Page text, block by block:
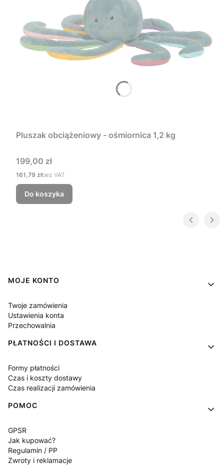
Pluszak obciążeniowy - ośmiornica 1,2 kg
Cena
199,00 zł
Cena
161,79 złbez VAT
Do koszyka
Linki w stopce
MOJE KONTO
Twoje zamówienia
Ustawienia konta
Przechowalnia
PŁATNOŚCI I DOSTAWA
Formy płatności
Czas i koszty dostawy
Czas realizacji zamówienia
POMOC
GPSR
Jak kupować?
Regulamin / PP
Zwroty i reklamacje